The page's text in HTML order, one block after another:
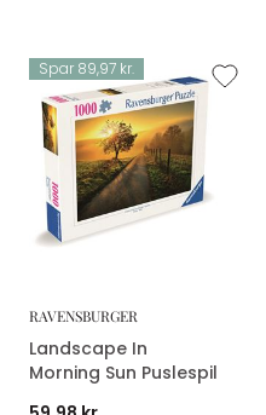
Spar 89,97 kr.
RAVENSBURGER
Landscape In
Morning Sun Puslespil